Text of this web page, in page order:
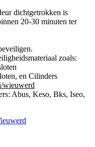
dichtgetrokken is
20-30 minuten ter
zoals:
en Cilinders
wieuwerd
Abus, Keso, Bks, Iseo,